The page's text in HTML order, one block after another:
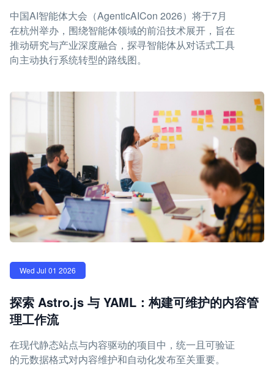
中国AI智能体大会（AgenticAICon 2026）将于7月
在杭州举办，围绕智能体领域的前沿技术展开，旨在
推动研究与产业深度融合，探寻智能体从对话式工具
向主动执行系统转型的路线图。
Wed Jul 01 2026
探索 Astro.js 与 YAML：构建可维护的内容管
理工作流
在现代静态站点与内容驱动的项目中，统一且可验证
的元数据格式对内容维护和自动化发布至关重要。